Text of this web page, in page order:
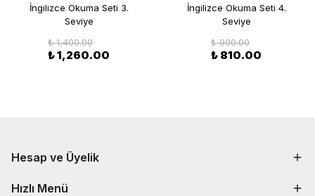
İngilizce Okuma Seti 3.
Seviye
₺ 1,400.00
₺ 1,260.00
İngilizce Okuma Seti 4.
Seviye
₺ 900.00
₺ 810.00
Hesap ve Üyelik
Hızlı Menü